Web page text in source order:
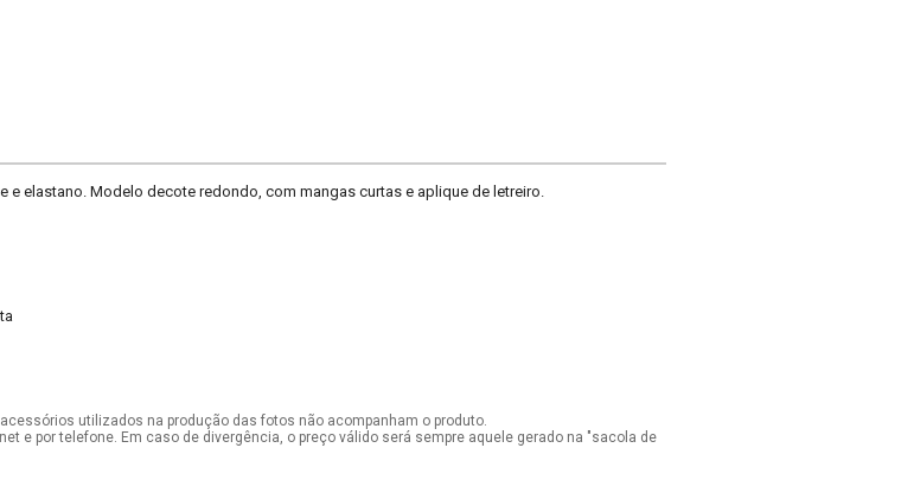
e elastano. Modelo decote redondo, com mangas curtas e aplique de letreiro.
utilizados na produção das fotos não acompanham o produto.
e por telefone. Em caso de divergência, o preço válido será sempre aquele gerado na "sacola de